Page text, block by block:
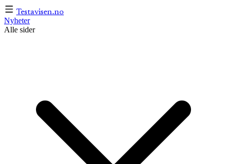
Testavisen.no
Nyheter
Alle sider